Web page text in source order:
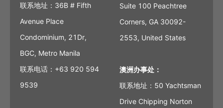
联系地址：36B # Fifth
Avenue Place
Condominium, 21Dr,
BGC, Metro Manila
联系电话：+63 920 594
9539
Suite 100 Peachtree
Corners, GA 30092-
2553, United States
澳洲办事处：
联系地址：50 Yachtsman
Drive Chipping Norton